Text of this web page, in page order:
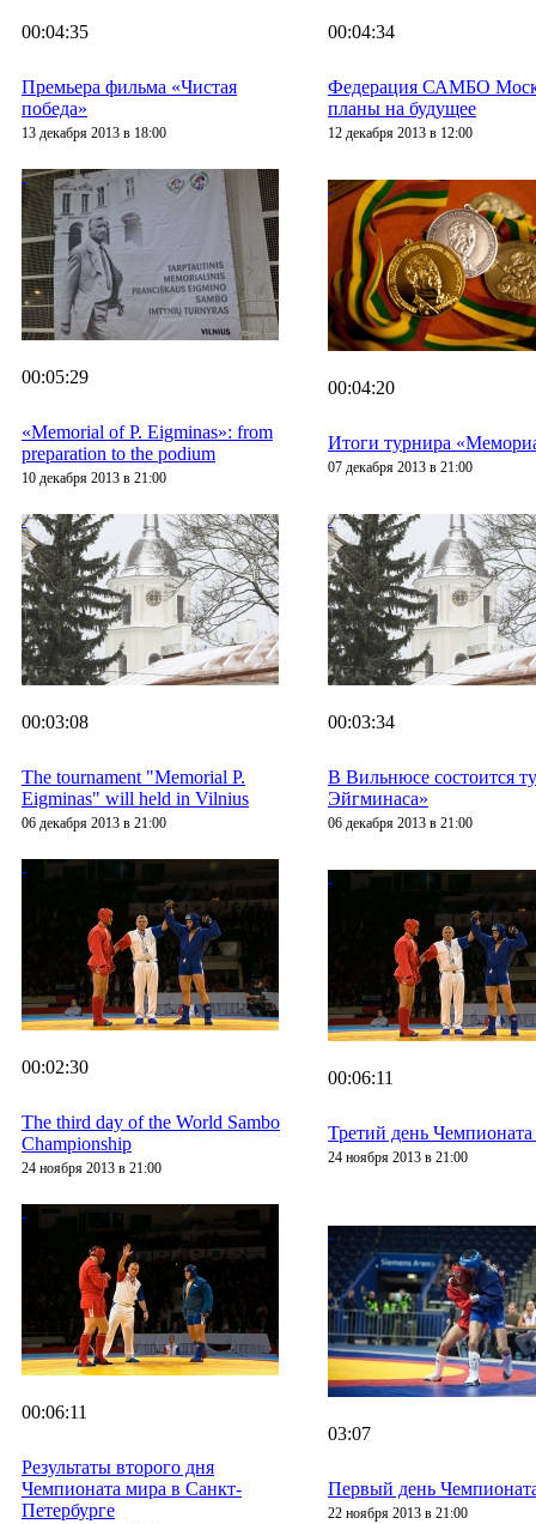
00:04:35
Премьера фильма «Чистая
победа»
13 декабря 2013 в 18:00
00:04:34
Федерация САМБО
планы на будущее
12 декабря 2013 в 12:00
00:05:29
«Memorial of P. Eigminas»: from
preparation to the podium
10 декабря 2013 в 21:00
00:04:20
Итоги турнира
07 декабря 2013 в 21:00
00:03:08
The tournament "Memorial P.
Eigminas" will held in Vilnius
06 декабря 2013 в 21:00
00:03:34
В Вильнюсе состоится
Эйгминаса»
06 декабря 2013 в 21:00
00:02:30
The third day of the World Sambo
Championship
24 ноября 2013 в 21:00
00:06:11
Третий день
24 ноября 2013 в 21:00
00:06:11
Результаты второго дня
Чемпионата мира в Санкт-
Петербурге
03:07
Первый день
22 ноября 2013 в 21:00